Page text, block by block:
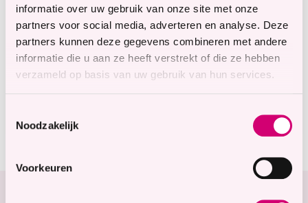
informatie over uw gebruik van onze site met onze
partners voor social media, adverteren en analyse. Deze
partners kunnen deze gegevens combineren met andere
informatie die u aan ze heeft verstrekt of die ze hebben
verzameld op basis van uw gebruik van hun services.
Noodzakelijk
Voorkeuren
Waardering voor
Ter Weel Goes
Bekijk waarderingen
Benieuwd naar deze locatie?
Bekijk de rondleiding!